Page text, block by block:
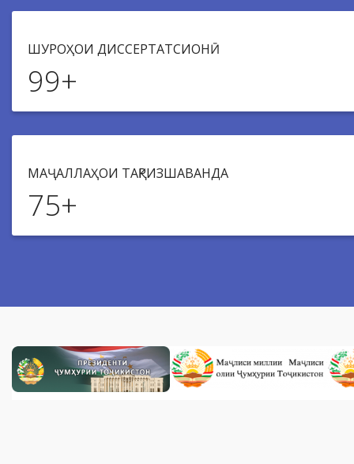
ШУРОҲОИ ДИССЕРТАТСИОНӢ
99+
МАҶАЛЛАҲОИ ТАҚРИЗШАВАНДА
75+